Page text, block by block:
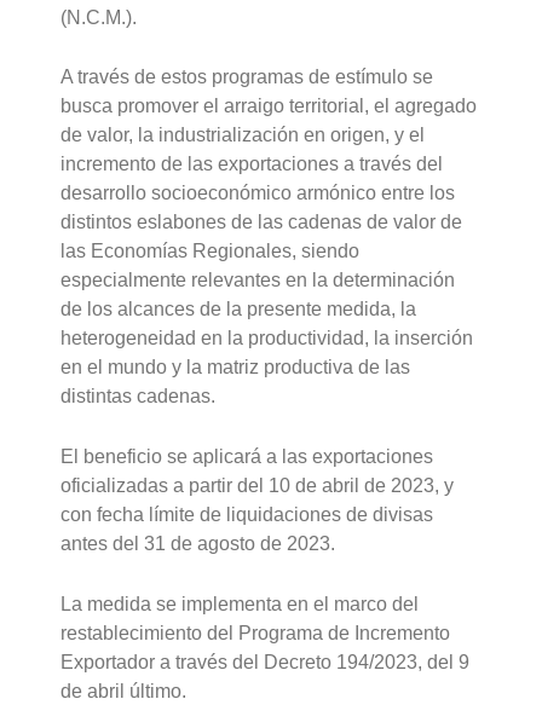
(N.C.M.).
A través de estos programas de estímulo se
busca promover el arraigo territorial, el agregado
de valor, la industrialización en origen, y el
incremento de las exportaciones a través del
desarrollo socioeconómico armónico entre los
distintos eslabones de las cadenas de valor de
las Economías Regionales, siendo
especialmente relevantes en la determinación
de los alcances de la presente medida, la
heterogeneidad en la productividad, la inserción
en el mundo y la matriz productiva de las
distintas cadenas.
El beneficio se aplicará a las exportaciones
oficializadas a partir del 10 de abril de 2023, y
con fecha límite de liquidaciones de divisas
antes del 31 de agosto de 2023.
La medida se implementa en el marco del
restablecimiento del Programa de Incremento
Exportador a través del Decreto 194/2023, del 9
de abril último.